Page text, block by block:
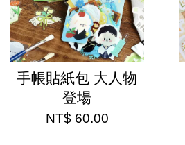
手帳貼紙包 大人物
登場
NT$ 60.00